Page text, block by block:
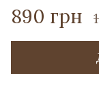
890 грн